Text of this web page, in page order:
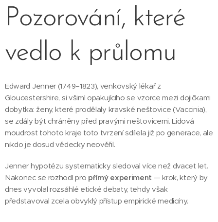
Pozorování, které
vedlo k průlomu
Edward Jenner (1749–1823), venkovský lékař z
Gloucestershire, si všiml opakujícího se vzorce mezi dojičkami
dobytka: ženy, které prodělaly kravské neštovice (Vaccinia),
se zdály být chráněny před pravými neštovicemi. Lidová
moudrost tohoto kraje toto tvrzení sdílela již po generace, ale
nikdo je dosud vědecky neověřil.
Jenner hypotézu systematicky sledoval více než dvacet let.
Nakonec se rozhodl pro přímý experiment — krok, který by
dnes vyvolal rozsáhlé etické debaty, tehdy však
představoval zcela obvyklý přístup empirické medicíny.